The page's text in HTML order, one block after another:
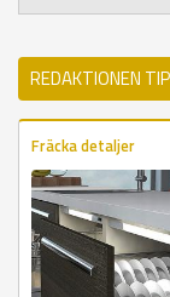
REDAKTIONEN
Fräcka detaljer